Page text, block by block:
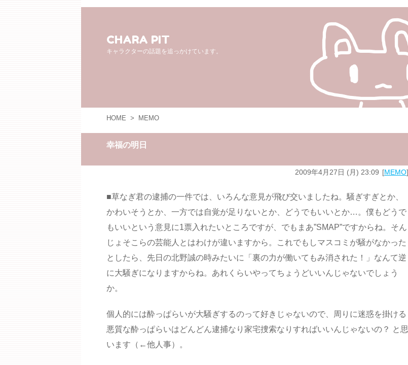
CHARA PIT
キャラクターの話題を追っかけています。
HOME > MEMO
幸福の明日
2009年4月27日 (月) 23:09 MEMO
■草なぎ君の逮捕の一件では、いろんな意見が飛び交いましたね。騒ぎすぎとか、
かわいそうとか、一方では自覚が足りないとか、どうでもいいとか…。僕もどうで
もいいという意見に1票入れたいところですが、でもまあ”SMAP”ですからね。そん
じょそこらの芸能人とはわけが違いますから。これでもしマスコミが騒がなかった
としたら、先日の北野誠の時みたいに「裏の力が働いてもみ消された！」なんて逆
に大騒ぎになりますからね。あれくらいやってちょうどいいんじゃないでしょう
か。
個人的には酔っぱらいが大騒ぎするのって好きじゃないので、周りに迷惑を掛ける
悪質な酔っぱらいはどんどん逮捕なり家宅捜索なりすればいいんじゃないの？ と思
います（←他人事）。